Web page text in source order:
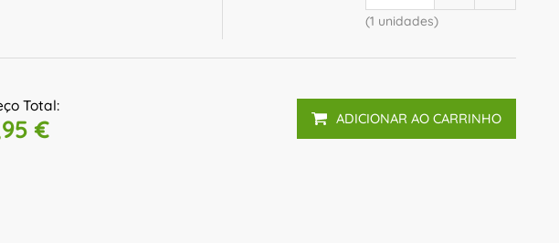
(1 unidades)
Total:
€ ADICIONAR AO CARRINHO